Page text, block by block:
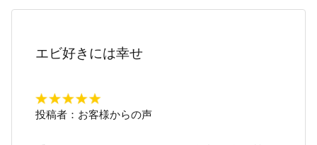
エビ好きには幸せ
投稿者： お客様からの声